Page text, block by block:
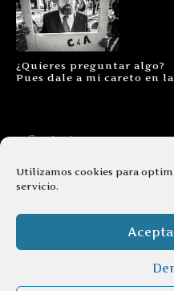
Utilizamos cookies para
servicio.
¿Quieres preguntar algo?
Pues dale a mi careto en
Contacto
Aviso legal